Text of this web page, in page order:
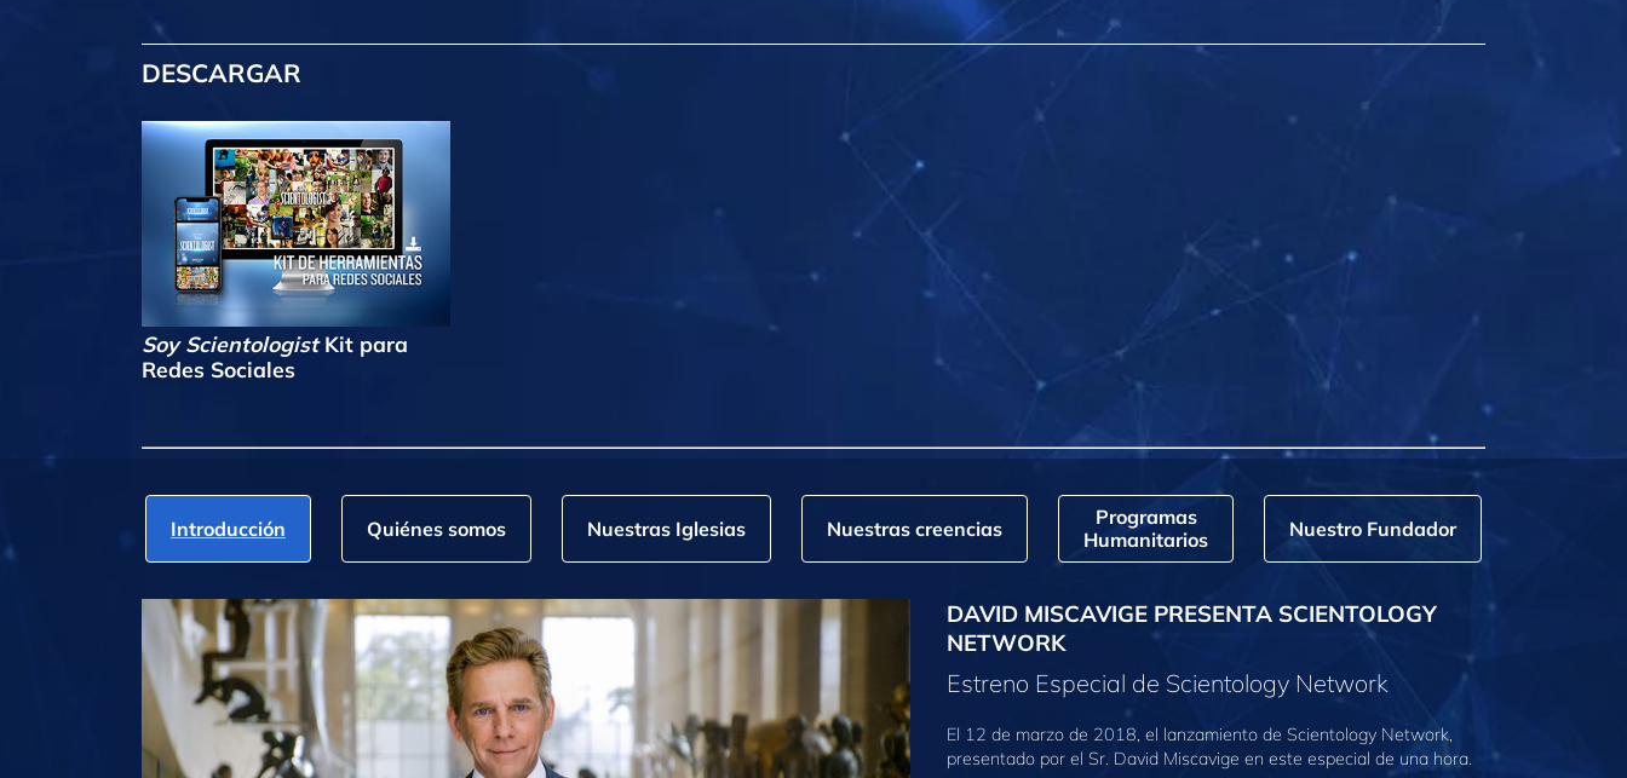
DESCARGAR
Soy ScientologistKit para
Redes Sociales
Introducción Quiénes somos Nuestras Iglesias Nuestras creencias
Programas
Humanitarios
Nuestro Fundador
DAVID MISCAVIGE PRESENTA SCIENTOLOGY
NETWORK
Estreno Especial de Scientology Network
El 12 de marzo de 2018, el lanzamiento de Scientology Network,
presentado por el Sr. David Miscavige en este especial de una hora.